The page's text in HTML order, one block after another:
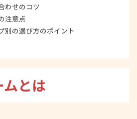
わせのコツ
注意点
別の選び方のポイント
とは